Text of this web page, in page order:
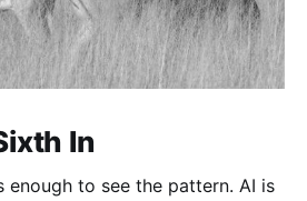
In
to see the pattern. AI is